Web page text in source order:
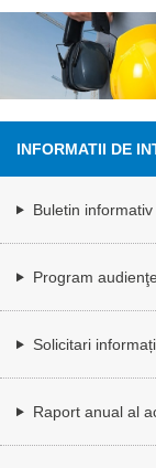
INFORMATII DE
Buletin informativ
Program
Solicitari
Raport anual al